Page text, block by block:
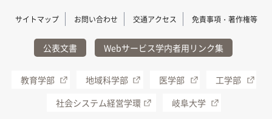
サイトマップ お問い合わせ 交通アクセス 免責事項・著作権等
公表文書 Webサービス学内者用リンク集
教育学部 地域科学部 医学部
工学部
社会システム経営学環
岐阜大学